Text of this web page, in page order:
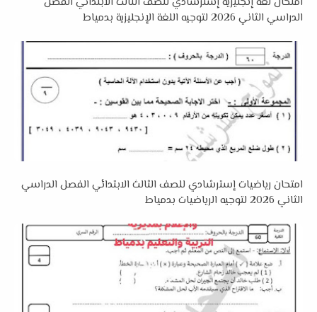
الدراسي الثاني 2026 لتوجيه اللغة الإنجليزية بدمياط
امتحان رياضيات إسترشادي للصف الثالث الابتدائي الفصل الدراسي
الثاني 2026 لتوجيه الرياضيات بدمياط